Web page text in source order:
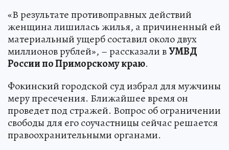
«В результате противоправных действий
женщина лишилась жилья, а причиненный ей
материальный ущерб составил около двух
миллионов рублей», – рассказали вУМВД
России по Приморскому краю.
Фокинский городской суд избрал для мужчины
меру пресечения. Ближайшее время он
проведет под стражей. Вопрос об ограничении
свободы для его соучастницы сейчас решается
правоохранительными органами.